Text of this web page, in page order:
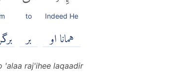
Indeed He
همانا او
to
بر
'alaa raj'ihee laqaadir